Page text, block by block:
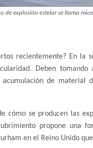
de explosión estelar se llama
recientemente? En la
Deben
acumulación de material
cómo se producen las
propone una
en el Reino Unido